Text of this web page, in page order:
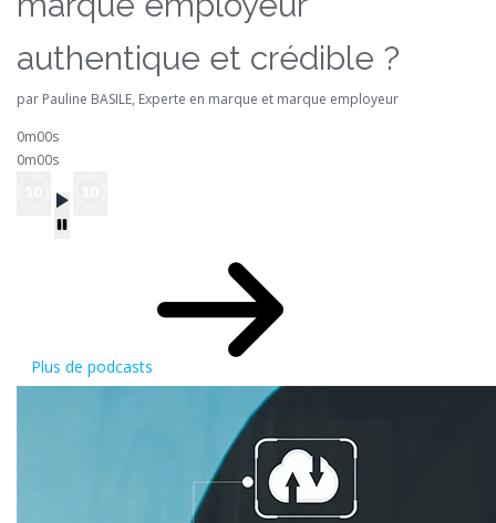
authentique et crédible ?
par Pauline BASILE, Experte en marque et marque employeur
0m00s
0m00s
Plus de podcasts